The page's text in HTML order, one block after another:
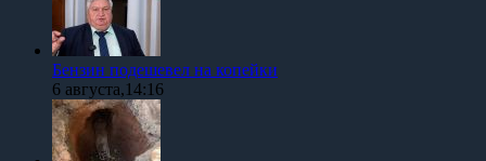
Бензин подешевел на копейки
6 августа,14:16